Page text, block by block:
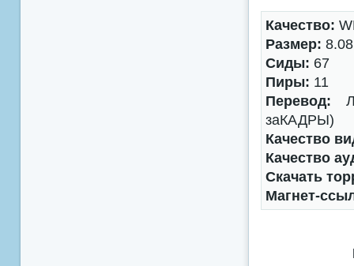
Качество:
Размер:
Сиды: 67
Пиры: 11
Перевод:
заКАДРЫ)
Качество
Качество
Скачать
Магнет-